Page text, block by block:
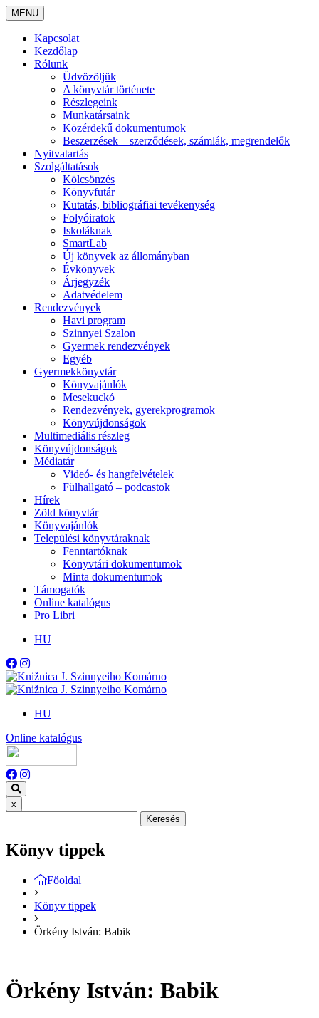
MENU
Kapcsolat
Kezdőlap
Rólunk
Üdvözöljük
A könyvtár története
Részlegeink
Munkatársaink
Közérdekű dokumentumok
Beszerzések – szerződések, számlák, megrendelők
Nyitvatartás
Szolgáltatások
Kölcsönzés
Könyvfutár
Kutatás, bibliográfiai tevékenység
Folyóiratok
Iskoláknak
SmartLab
Új könyvek az állományban
Évkönyvek
Árjegyzék
Adatvédelem
Rendezvények
Havi program
Szinnyei Szalon
Gyermek rendezvények
Egyéb
Gyermekkönyvtár
Könyvajánlók
Mesekuckó
Rendezvények, gyerekprogramok
Könyvújdonságok
Multimediális részleg
Könyvújdonságok
Médiatár
Videó- és hangfelvételek
Fülhallgató – podcastok
Hírek
Zöld könyvtár
Könyvajánlók
Települési könyvtáraknak
Fenntartóknak
Könyvtári dokumentumok
Minta dokumentumok
Támogatók
Online katalógus
Pro Libri
HU
HU
Online katalógus
x
Keresés
Könyv tippek
Főoldal
Könyv tippek
Örkény István: Babik
Örkény István: Babik